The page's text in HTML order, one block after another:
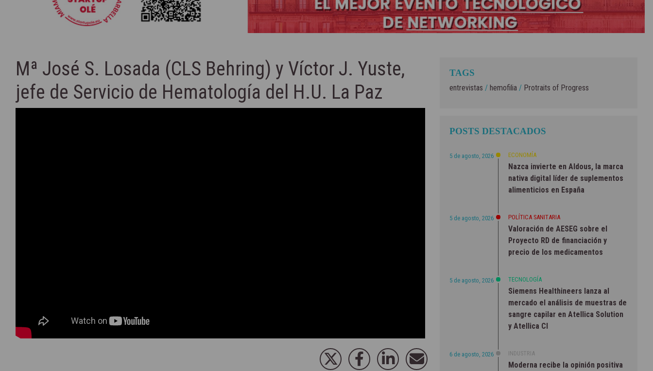
Mª José S. Losada (CLS Behring) y Víctor J. Yuste,
jefe de Servicio de Hematología del H.U. La Paz
TAGS
entrevistas / hemofilia / Protraits of Progress
POSTS DESTACADOS
5 de agosto, 2026 ECONOMÍA
Nazca invierte en Aldous, la marca
nativa digital líder de suplementos
alimenticios en España
5 de agosto, 2026 POLÍTICA SANITARIA
Valoración de AESEG sobre el
Proyecto RD de financiación y
precio de los medicamentos
5 de agosto, 2026 TECNOLOGÍA
Siemens Healthineers lanza al
mercado el análisis de muestras de
sangre capilar en Atellica Solution
y Atellica CI
6 de agosto, 2026 INDUSTRIA
Moderna recibe la opinión positiva